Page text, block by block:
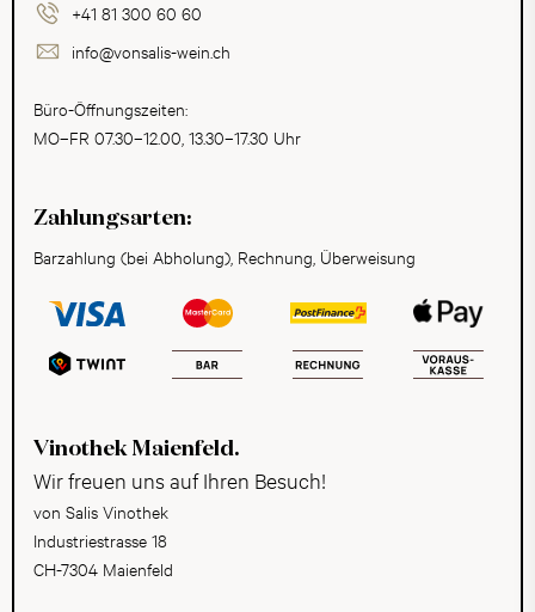
+41 81 300 60 60
info@vonsalis-wein.ch
Büro-Öffnungszeiten:
MO–FR 07.30–12.00, 13.30–17.30 Uhr
Zahlungsarten:
Barzahlung (bei Abholung), Rechnung, Überweisung
Vinothek Maienfeld.
Wir freuen uns auf Ihren Besuch!
von Salis Vinothek
Industriestrasse 18
CH-7304 Maienfeld